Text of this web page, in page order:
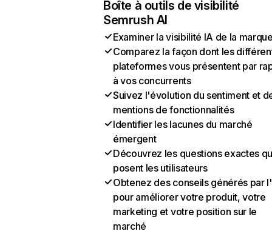
Boîte à outils de visibilité
Semrush AI
Examiner la visibilité IA de la
Comparez la façon dont les
plateformes vous présentent par
à vos concurrents
Suivez l'évolution du sentiment et
mentions de fonctionnalités
Identifier les lacunes du marché
émergent
Découvrez les questions exactes
posent les utilisateurs
Obtenez des conseils générés par
pour améliorer votre produit, votre
marketing et votre position sur le
marché